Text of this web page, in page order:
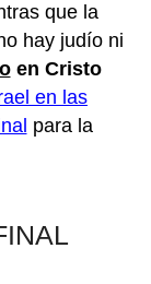
que la
hay judío ni
en Cristo
en las
para la